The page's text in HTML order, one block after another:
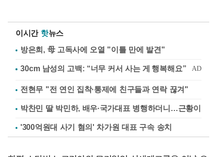
이시간 핫뉴스
방은희, 母 고독사에 오열 "이틀 만에 발견"
전현무 "전 연인 집착·통제에 친구들과 연락 끊겨"
박찬민 딸 박민하, 배우·국가대표 병행하더니…근황이
'300억원대 사기 혐의' 차가원 대표 구속 송치